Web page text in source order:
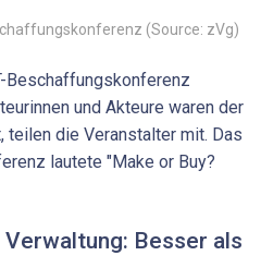
(Source: zVg)
Beschaffungskonferenz
und Akteure waren der
teilen die Veranstalter mit. Das
lautete "Make or Buy?
Besser als